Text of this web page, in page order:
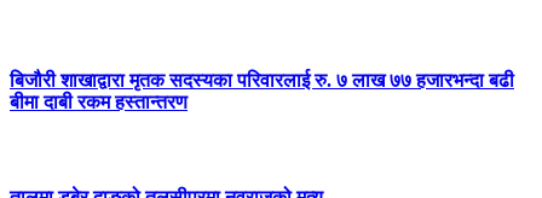
बिजौरी शाखाद्वारा मृतक सदस्यका परिवारलाई रु. ७ लाख ७७ हजारभन्दा बढी
बीमा दाबी रकम हस्तान्तरण